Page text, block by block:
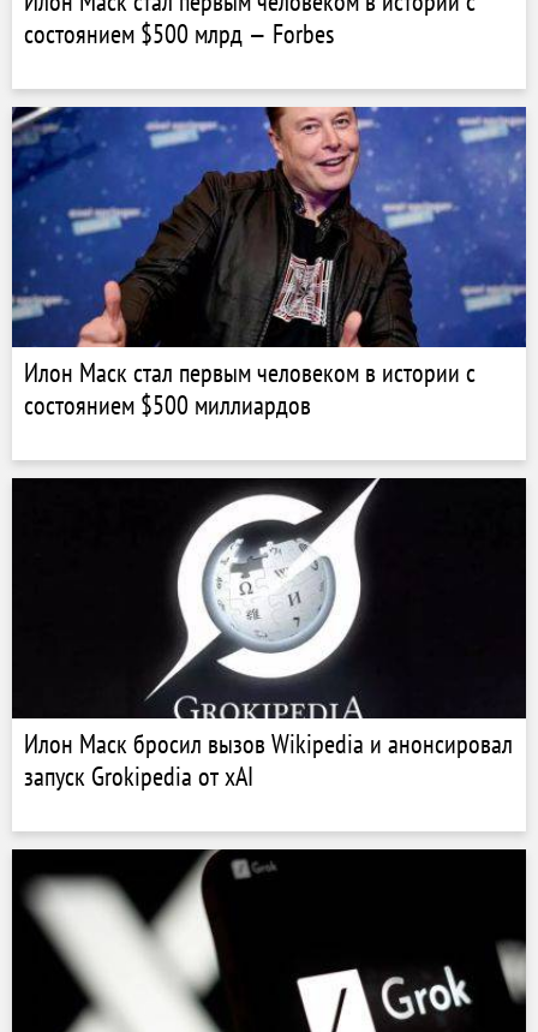
состоянием $500 млрд — Forbes
Илон Маск стал первым человеком в истории с
состоянием $500 миллиардов
Илон Маск бросил вызов Wikipedia и анонсировал
запуск Grokipedia от xAI